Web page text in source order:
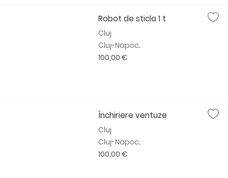
Robot de sticla 1 t
Cluj
Cluj-Napoc...
100,00 €
Închiriere ventuze
Cluj
Cluj-Napoc...
100,00 €